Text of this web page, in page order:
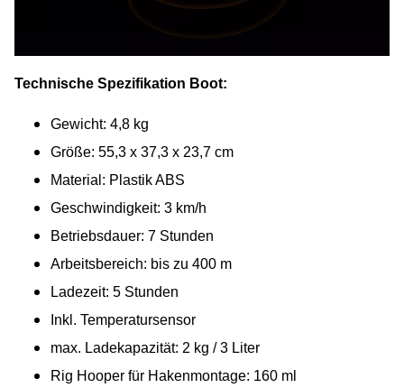
Technische Spezifikation Boot:
Gewicht: 4,8 kg
Größe: 55,3 x 37,3 x 23,7 cm
Material: Plastik ABS
Geschwindigkeit: 3 km/h
Betriebsdauer: 7 Stunden
Arbeitsbereich: bis zu 400 m
Ladezeit: 5 Stunden
Inkl. Temperatursensor
max. Ladekapazität: 2 kg / 3 Liter
Rig Hooper für Hakenmontage: 160 ml